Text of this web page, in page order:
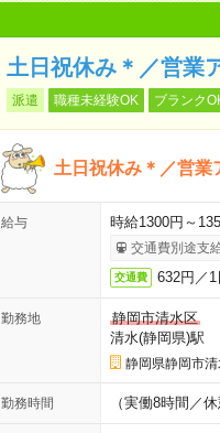
土日祝休み＊／営業
派遣 職種未経験OK ブランク
土日祝休み＊／営業
給与 時給1300円～
交通費別途支
交通費 632円／
勤務地
静岡市清水区
清水(静岡県)駅
静岡県静岡市
勤務時間 （実働8時間／休